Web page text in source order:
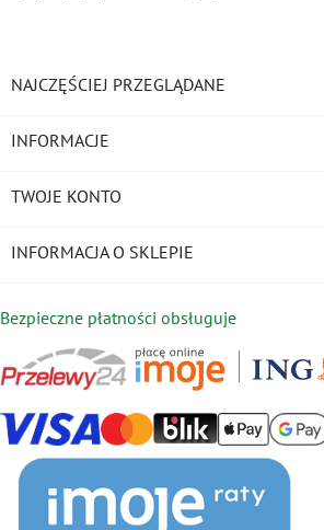
NAJCZĘŚCIEJ PRZEGLĄDANE
INFORMACJE
TWOJE KONTO
INFORMACJA O SKLEPIE
Bezpieczne płatności obsługuje